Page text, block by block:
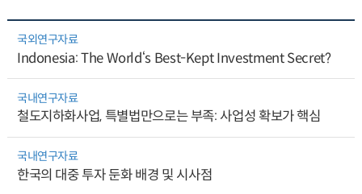
국외연구자료
Indonesia: The World‘s Best-Kept Investment Secret?
국내연구자료
철도지하화사업, 특별법만으로는 부족: 사업성 확보가 핵심
국내연구자료
한국의 대중 투자 둔화 배경 및 시사점